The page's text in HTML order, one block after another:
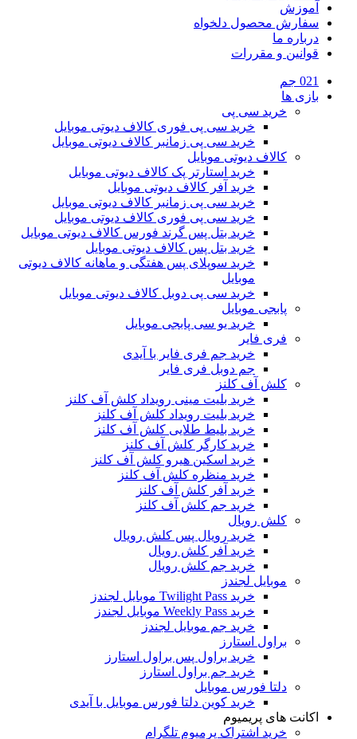
آموزش
سفارش محصول دلخواه
درباره ما
قوانین و مقررات
021 جم
بازی ها
خرید سی پی
خرید سی پی فوری کالاف دیوتی موبایل
خرید سی پی زمانبر کالاف دیوتی موبایل
کالاف دیوتی موبایل
خرید استارتر پک کالاف دیوتی موبایل
خرید آفر کالاف دیوتی موبایل
خرید سی پی زمانبر کالاف دیوتی موبایل
خرید سی پی فوری کالاف دیوتی موبایل
خرید بتل پس گرند فورس کالاف دیوتی موبایل
خرید بتل پس کالاف دیوتی موبایل
خرید سوپلای پس هفتگی و ماهانه کالاف دیوتی
موبایل
خرید سی پی دوبل کالاف دیوتی موبایل
پابجی موبایل
خرید یو سی پابجی موبایل
فری فایر
خرید جم فری فایر با آیدی
جم دوبل فری فایر
کلش آف کلنز
خرید بلیت مینی رویداد کلش آف کلنز
خرید بلیت رویداد کلش آف کلنز
خرید بلیط طلایی کلش آف کلنز
خرید کارگر کلش آف کلنز
خرید اسکین هیرو کلش آف کلنز
خرید منظره کلش آف کلنز
خرید آفر کلش آف کلنز
خرید جم کلش آف کلنز
کلش رویال
خرید رویال پس کلش رویال
خرید آفر کلش رویال
خرید جم کلش رویال
موبایل لجندز
خرید Twilight Pass موبایل لجندز
خرید Weekly Pass موبایل لجندز
خرید جم موبایل لجندز
براول استارز
خرید براول پس براول استارز
خرید جم براول استارز
دلتا فورس موبایل
خرید کوین دلتا فورس موبایل با آیدی
اکانت های پریمیوم
خرید اشتراک پرمیوم تلگرام